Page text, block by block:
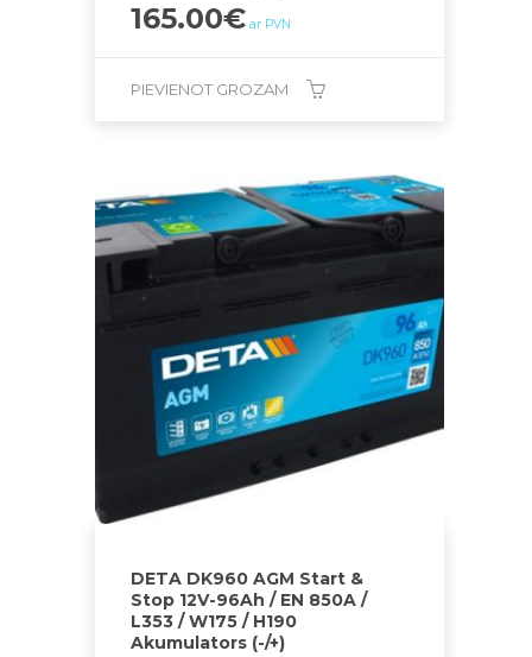
165.00€ ar PVN
PIEVIENOT GROZAM
DETA DK960 AGM Start &
Stop 12V-96Ah / EN 850A /
L353 / W175 / H190
Akumulators (-/+)